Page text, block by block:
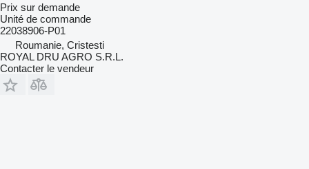
Prix sur demande
Unité de commande
22038906-P01
Roumanie, Cristesti
ROYAL DRU AGRO S.R.L.
Contacter le vendeur